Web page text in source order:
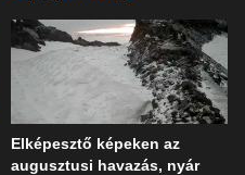
Elképesztő képeken az
augusztusi havazás, nyár